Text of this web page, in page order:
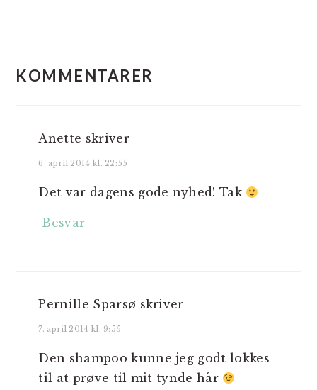
KOMMENTARER
Anette skriver
6. april 2014 kl. 22:55
Det var dagens gode nyhed! Tak
Besvar
Pernille Sparsø skriver
7. april 2014 kl. 9:55
Den shampoo kunne jeg godt lokkes
til at prøve til mit tynde hår